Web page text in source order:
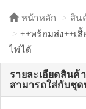
หน้าหลัก สิน
++พร้อมส่ง++เ
ไพ่ได้
รายละเอียดสินค้
สามารถใส่กับชุด